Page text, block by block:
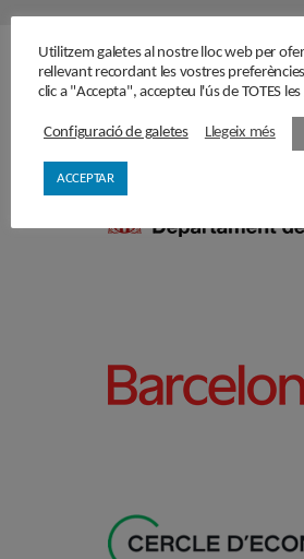
Amb el
Utilitzem galetes al nostre lloc web per
rellevant recordant les vostres
clic a "Accepta", accepteu l'ús de TOTES
Configuració de galetes Llegeix més
ACCEPTAR